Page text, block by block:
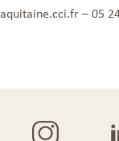
– 05